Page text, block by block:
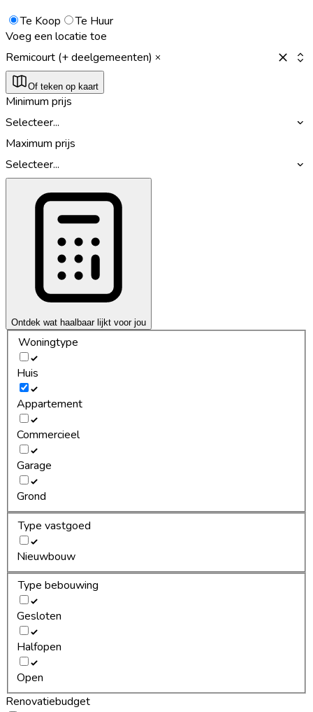
Te Koop
Te Huur
Voeg een locatie toe
Remicourt (+ deelgemeenten)
Of teken op kaart
Minimum prijs
Selecteer...
Maximum prijs
Selecteer...
Ontdek wat haalbaar lijkt voor jou
Woningtype
Huis
Appartement
Commercieel
Garage
Grond
Type vastgoed
Nieuwbouw
Type bebouwing
Gesloten
Halfopen
Open
Renovatiebudget